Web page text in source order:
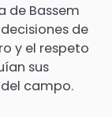
de Bassem
de
y el respeto
sus
campo.